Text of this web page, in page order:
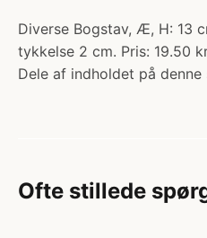
Diverse Bogstav, Æ, H: 13
tykkelse 2 cm. Pris: 19.50
Dele af indholdet på
Ofte stillede